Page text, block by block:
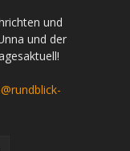
und
und der